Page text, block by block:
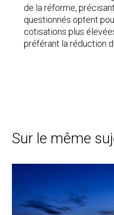
de la réforme,
questionnés optent
cotisations plus
préférant la réduction
Sur le même